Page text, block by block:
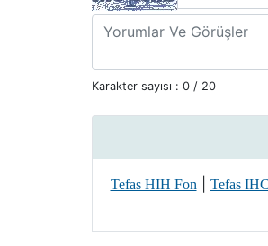
Karakter sayısı : 0 / 20
Tefas HIH Fon| Tefas